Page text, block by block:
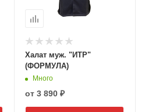
Халат муж. "ИТР"
(ФОРМУЛА)
Много
от 3 890 ₽